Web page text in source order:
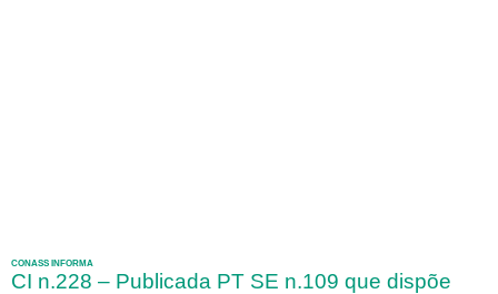
CONASS INFORMA
CI n.228 – Publicada PT SE n.109 que dispõe